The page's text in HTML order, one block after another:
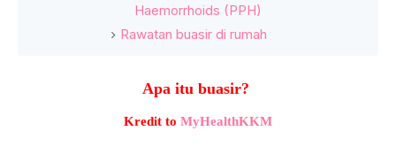
Haemorrhoids (PPH)
Rawatan buasir di rumah
Apa itu buasir?
Kredit to MyHealthKKM